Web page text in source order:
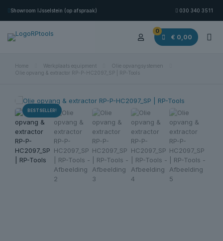
Showroom IJsselstein (op afspraak) 030 340 3511
0
€ 0,00
Home Werkplaats equipment
Olie opvangsystemen
Olie opvang & extractor RP-P-HC2097_SP | RP-Tools
BESTSELLER!